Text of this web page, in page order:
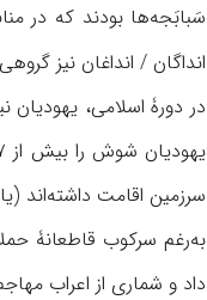
انداگان / انداغان نیز
داد و شماری از اعراب